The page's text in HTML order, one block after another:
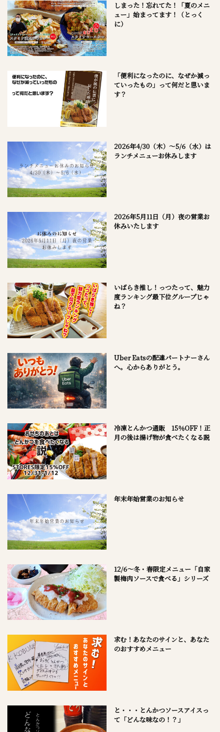
しまった！忘れてた！「夏のメニ
ュー」始まってます！（とっく
に）
「便利になったのに、なぜか減っ
ていったもの」って何だと思いま
す？
2026年4/30（木）～5/6（水）は
ランチメニューお休みします
2026年5月11日（月）夜の営業お
休みいたします
いばらき推し！っつたって、魅力
度ランキング最下位グループじゃ
ね？
Uber Eatsの配達パートナーさん
へ。心からありがとう。
冷凍とんかつ通販 15％OFF！正
月の後は揚げ物が食べたくなる説
年末年始営業のお知らせ
12/6～冬・春限定メニュー「自家
製梅肉ソースで食べる」シリーズ
求む！あなたのサインと、あなた
のおすすめメニュー
と・・・とんかつソースアイスっ
て「どんな味なの！？」